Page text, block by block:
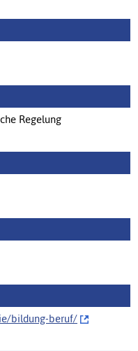
Regelung
bildung-beruf/‌